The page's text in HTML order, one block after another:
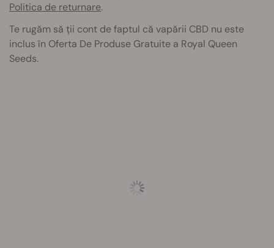
Politica de returnare.
Te rugăm să ții cont de faptul că vapării CBD nu este
inclus în Oferta De Produse Gratuite a Royal Queen
Seeds.